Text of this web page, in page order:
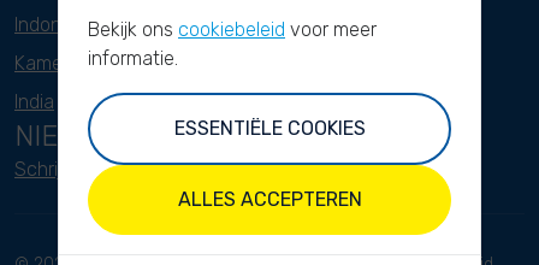
Indonesië
Kameroen
India
NIEUWSBRIEF
Schrijf je hier in
Bekijk ons cookiebeleid voor meer
informatie.
ESSENTIËLE COOKIES
ALLES ACCEPTEREN